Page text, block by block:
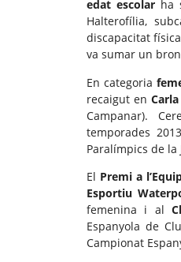
edat escolarha
Halterofília,
discapacitat
va sumar un
En categoria
recaigut en
Campanar).
temporades
Paralímpics de la
El Premi a
Esportiu
femenina i al
Espanyola de
Campionat